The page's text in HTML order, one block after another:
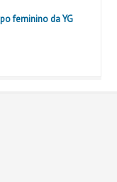
feminino da YG